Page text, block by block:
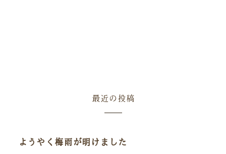
最近の投稿
ようやく梅雨が明けました